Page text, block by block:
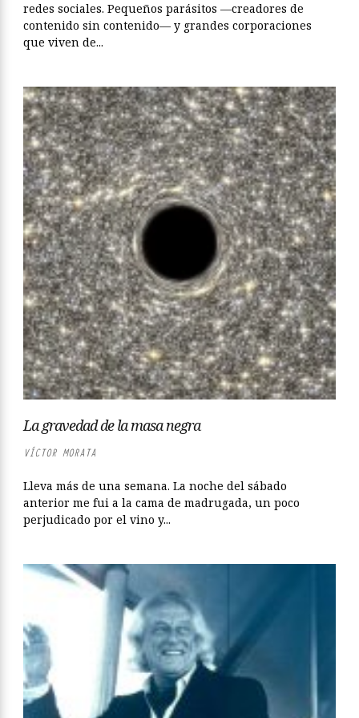
redes sociales. Pequeños parásitos —creadores de
contenido sin contenido— y grandes corporaciones
que viven de...
La gravedad de la masa negra
VÍCTOR MORATA
Lleva más de una semana. La noche del sábado
anterior me fui a la cama de madrugada, un poco
perjudicado por el vino y...